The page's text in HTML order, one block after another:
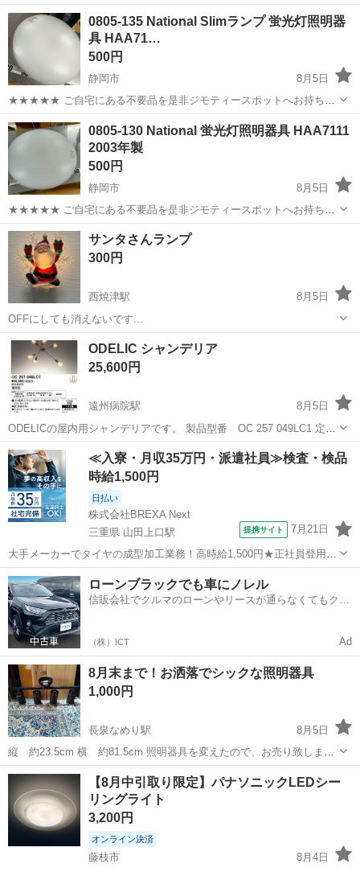
みしませんか？ 家電、趣味・スポーツ・レジャー用品、こども用品、
衣料服飾品、生活雑貨、家具、本、CD・DVDなどが無料でまとめて持
ち込めます！ ※詳細はこ...
静岡 静岡市
0805-135 National Slimランプ 蛍光灯照明器
具 HAA71…
500円
静岡市
8月5日
★★★★★ ご自宅にある不要品を是非ジモティースポットへお持ち込
みしませんか？ 家電、趣味・スポーツ・レジャー用品、こども用品、
衣料服飾品、生活雑貨、家具、本、CD・DVDなどが無料でまとめて持
ち込めます！ ※詳細はこ...
静岡 静岡市 2003年製
0805-130 National 蛍光灯照明器具 HAA7111
2003年製
500円
静岡市
8月5日
★★★★★ ご自宅にある不要品を是非ジモティースポットへお持ち込
みしませんか？ 家電、趣味・スポーツ・レジャー用品、こども用品、
衣料服飾品、生活雑貨、家具、本、CD・DVDなどが無料でまとめて持
ち込めます！ ※詳細はこ...
静岡 静岡市 照明器具 2003年製
サンタさんランプ
300円
西焼津駅
8月5日
OFFにしても消えないです...
静岡 焼津市 照明器具
ODELIC シャンデリア
25,600円
遠州病院駅
8月5日
ODELICの屋内用シャンデリアです。 製品型番 OC 257 049LC1 定価
89,800円 電球別売り 浜松に引っ越しをする前に購入をしたのですが、
購入してすぐに引っ越してしまい現在の部屋には合わないためにお譲
り先を...
静岡 浜松市 遠州病院駅 照明器具
≪入寮・月収35万円・派遣社員≫検査・検品
時給1,500円
日払い
株式会社BREXA Next
三重県 山田上口駅
提携サイト 7月21日
大手メーカーでタイヤの成型加工業務！高時給1,500円★正社員登用制
度あり！ワンルーム寮完備！マイカー通勤OK！無料駐車場あり！《三
重県伊勢市》 人気の工場のお仕事 ◇タイヤの製造◇ トラック・バ
ス・RV車用を中心とした...
三重 伊勢市 山田上口駅 その他
ローンブラックでも車にノレル
信販会社でクルマのローンやリースが通らなくてもクル
（株）ICT Ad
8月末まで！お洒落でシックな照明器具
1,000円
長泉なめり駅
8月5日
縦 約23.5cm 横 約81.5cm 照明器具を変えたので、お売り致しま
す。 待ち合わせ場所は、沼津大岡にある北小林公民館で、 時間は、
水、土、日以外の午前中になります。 返品、クレームはお断りしま
す。 又、ドタキャン...
静岡 駿東郡 長泉なめり駅 照明器具
【8月中引取り限定】パナソニックLEDシー
リングライト
3,200円
オンライン決済
藤枝市
8月4日